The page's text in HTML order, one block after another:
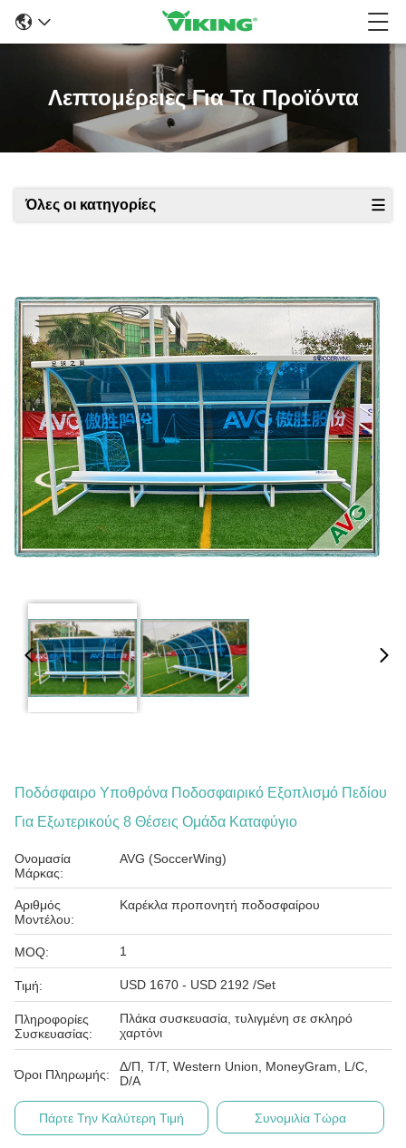
Λεπτομέρειες Για Τα Προϊόντα
Όλες οι κατηγορίες
Ποδόσφαιρο Υποθρόνα Ποδοσφαιρικό Εξοπλισμό Πεδίου
Για Εξωτερικούς 8 Θέσεις Ομάδα Καταφύγιο
Ονομασία
Μάρκας:
AVG (SoccerWing)
Αριθμός
Μοντέλου:
Καρέκλα προπονητή ποδοσφαίρου
MOQ: 1
Τιμή: USD 1670 - USD 2192 /Set
Πληροφορίες
Συσκευασίας:
Πλάκα συσκευασία, τυλιγμένη σε σκληρό
χαρτόνι
Όροι Πληρωμής:
Δ/Π, Τ/Τ, Western Union, MoneyGram, L/C,
D/A
Πάρτε Την Καλύτερη Τιμή Συνομιλία Τώρα